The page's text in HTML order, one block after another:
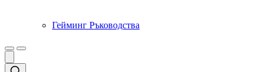
Гейминг Ръководства